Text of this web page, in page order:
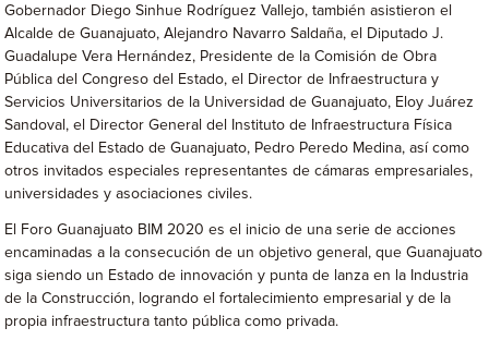
Gobernador Diego Sinhue Rodríguez Vallejo, también asistieron el
Alcalde de Guanajuato, Alejandro Navarro Saldaña, el Diputado J.
Guadalupe Vera Hernández, Presidente de la Comisión de Obra
Pública del Congreso del Estado, el Director de Infraestructura y
Servicios Universitarios de la Universidad de Guanajuato, Eloy Juárez
Sandoval, el Director General del Instituto de Infraestructura Física
Educativa del Estado de Guanajuato, Pedro Peredo Medina, así como
otros invitados especiales representantes de cámaras empresariales,
universidades y asociaciones civiles.
El Foro Guanajuato BIM 2020 es el inicio de una serie de acciones
encaminadas a la consecución de un objetivo general, que Guanajuato
siga siendo un Estado de innovación y punta de lanza en la Industria
de la Construcción, logrando el fortalecimiento empresarial y de la
propia infraestructura tanto pública como privada.